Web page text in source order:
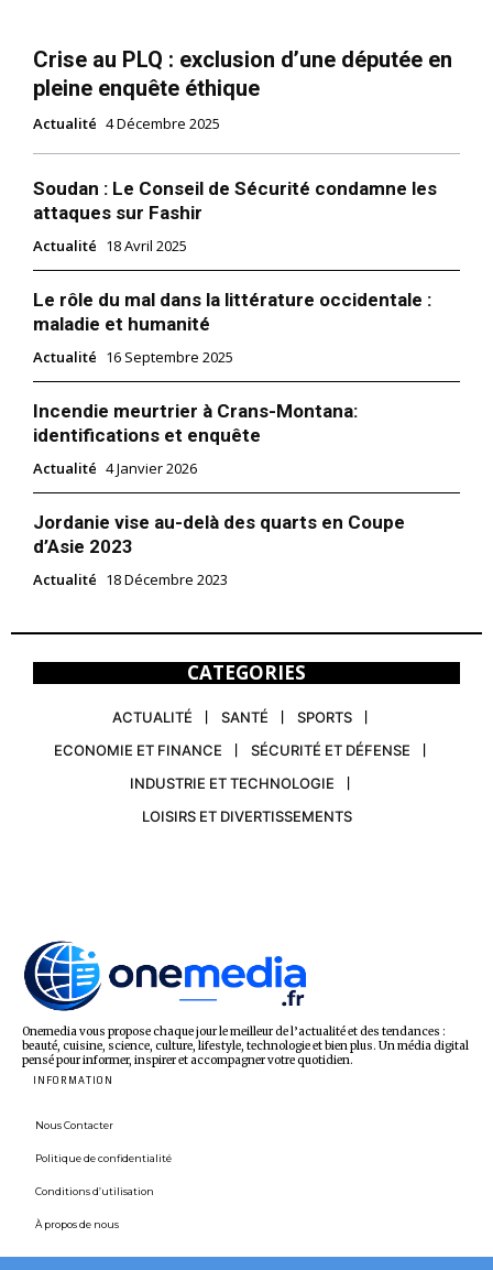
Crise au PLQ : exclusion d’une députée en
pleine enquête éthique
Actualité 4 Décembre 2025
Soudan : Le Conseil de Sécurité condamne les
attaques sur Fashir
Actualité 18 Avril 2025
Le rôle du mal dans la littérature occidentale :
maladie et humanité
Actualité 16 Septembre 2025
Incendie meurtrier à Crans-Montana:
identifications et enquête
Actualité 4 Janvier 2026
Jordanie vise au-delà des quarts en Coupe
d’Asie 2023
Actualité 18 Décembre 2023
CATEGORIES
ACTUALITÉ SANTÉ
SPORTS
ECONOMIE ET FINANCE
SÉCURITÉ ET DÉFENSE
INDUSTRIE ET TECHNOLOGIE
LOISIRS ET DIVERTISSEMENTS
Onemedia vous propose chaque jour le meilleur de l’actualité et des tendances :
beauté, cuisine, science, culture, lifestyle, technologie et bien plus. Un média digital
pensé pour informer, inspirer et accompagner votre quotidien.
INFORMATION
Nous Contacter
Politique de confidentialité
Conditions d’utilisation
À propos de nous